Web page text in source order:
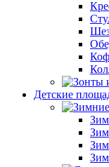
Детские